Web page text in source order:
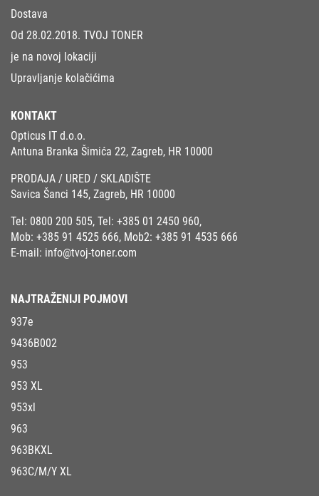
Dostava
Od 28.02.2018. TVOJ TONER
je na novoj lokaciji
Upravljanje kolačićima
KONTAKT
Opticus IT d.o.o.
Antuna Branka Šimića 22, Zagreb, HR 10000
PRODAJA / URED / SKLADIŠTE
Savica Šanci 145, Zagreb, HR 10000
Tel: 0800 200 505, Tel: +385 01 2450 960,
Mob: +385 91 4525 666, Mob2: +385 91 4535 666
E-mail: info@tvoj-toner.com
NAJTRAŽENIJI POJMOVI
937e
9436B002
953
953 XL
953xl
963
963BKXL
963C/M/Y XL